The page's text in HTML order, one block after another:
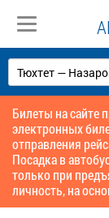
Билеты на сайте
электронных
отправления
Посадка в
только при
личность, на